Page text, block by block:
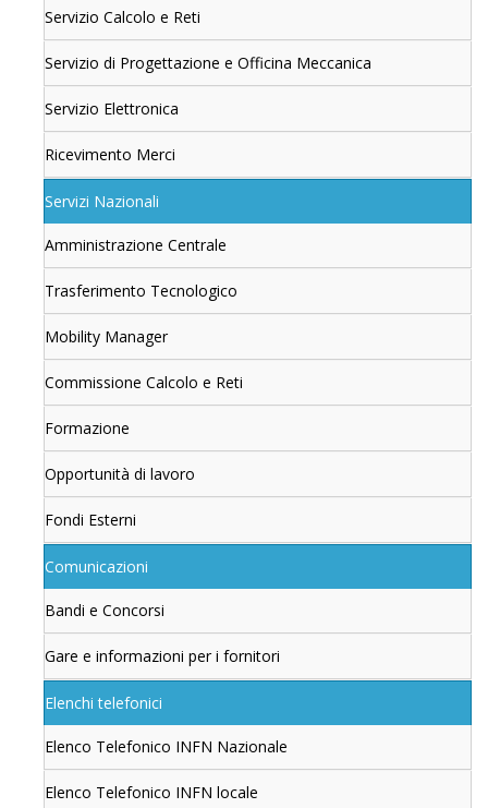
Servizio Calcolo e Reti
Servizio di Progettazione e Officina Meccanica
Servizio Elettronica
Ricevimento Merci
Servizi Nazionali
Amministrazione Centrale
Trasferimento Tecnologico
Mobility Manager
Commissione Calcolo e Reti
Formazione
Opportunità di lavoro
Fondi Esterni
Comunicazioni
Bandi e Concorsi
Gare e informazioni per i fornitori
Elenchi telefonici
Elenco Telefonico INFN Nazionale
Elenco Telefonico INFN locale